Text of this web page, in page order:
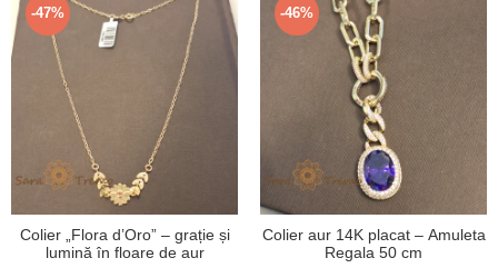
-47%
Colier „Flora d’Oro” – grație și
lumină în floare de aur
-46%
Colier aur 14K placat – Amuleta
Regala 50 cm